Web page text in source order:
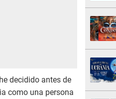
decidido antes de
como una persona